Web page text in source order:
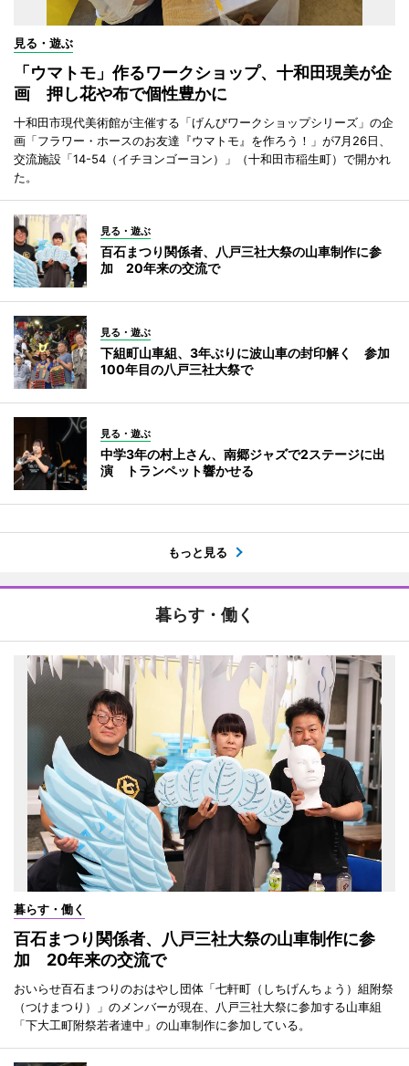
見る・遊ぶ
「ウマトモ」作るワークショップ、十和田現美が企
画 押し花や布で個性豊かに
十和田市現代美術館が主催する「げんびワークショップシリーズ」の企
画「フラワー・ホースのお友達『ウマトモ』を作ろう！」が7月26日、
交流施設「14-54（イチヨンゴーヨン）」（十和田市稲生町）で開かれ
た。
見る・遊ぶ
百石まつり関係者、八戸三社大祭の山車制作に参
加 20年来の交流で
見る・遊ぶ
下組町山車組、3年ぶりに波山車の封印解く 参加
100年目の八戸三社大祭で
見る・遊ぶ
中学3年の村上さん、南郷ジャズで2ステージに出
演 トランペット響かせる
もっと見る
暮らす・働く
暮らす・働く
百石まつり関係者、八戸三社大祭の山車制作に参
加 20年来の交流で
おいらせ百石まつりのおはやし団体「七軒町（しちげんちょう）組附祭
（つけまつり）」のメンバーが現在、八戸三社大祭に参加する山車組
「下大工町附祭若者連中」の山車制作に参加している。